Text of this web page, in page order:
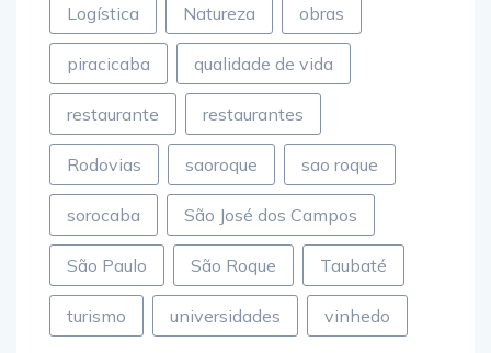
Logística Natureza obras
piracicaba qualidade de vida
restaurante restaurantes
Rodovias saoroque sao roque
sorocaba São José dos Campos
São Paulo São Roque Taubaté
turismo universidades vinhedo